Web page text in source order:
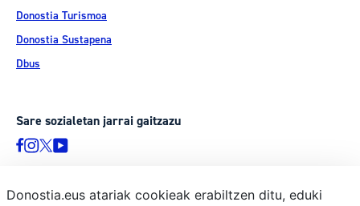
Donostia Turismoa
Donostia Sustapena
Dbus
Sare sozialetan jarrai gaitzazu
Donostia.eus atariak cookieak erabiltzen ditu, eduki